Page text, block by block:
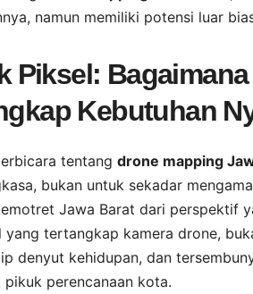
namun memiliki potensi luar
Piksel:
Kebutuhan
tentang drone mapping
bukan untuk sekadar
Jawa Barat dari perspektif
yang tertangkap kamera drone,
denyut kehidupan, dan
perencanaan kota.